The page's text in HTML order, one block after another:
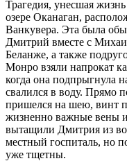
Трагедия, унесшая
озере Оканаган,
Ванкувера. Эта была
Дмитрий вместе с
Беланже, а также
Монро взяли напрокат
когда она подпрыгнула
свалился в воду. Прямо
пришелся на шею, винт
жизненно важные вены
вытащили Дмитрия из
местный госпиталь, но
уже тщетны.